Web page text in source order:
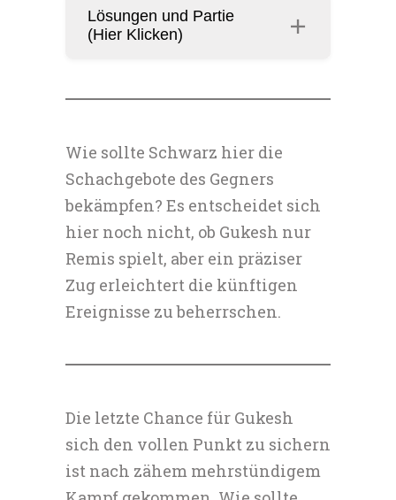
Lösungen und Partie
(Hier Klicken)
Wie sollte Schwarz hier die
Schachgebote des Gegners
bekämpfen? Es entscheidet sich
hier noch nicht, ob Gukesh nur
Remis spielt, aber ein präziser
Zug erleichtert die künftigen
Ereignisse zu beherrschen.
Die letzte Chance für Gukesh
sich den vollen Punkt zu sichern
ist nach zähem mehrstündigem